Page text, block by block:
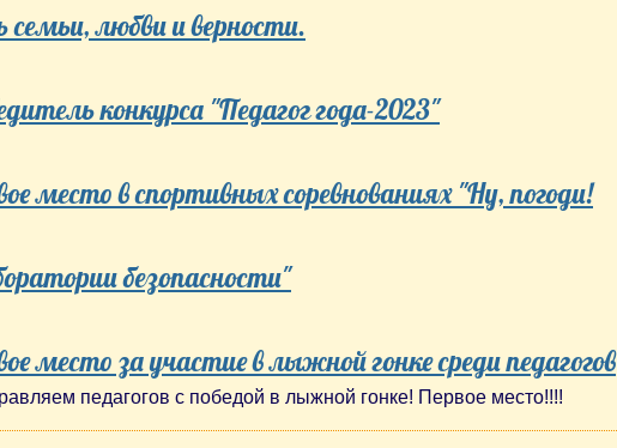
семьи, любви и верности.
конкурса "Педагог года-2023"
место в спортивных соревнованиях "Ну, погоди!
безопасности"
место за участие в лыжной гонке среди педагогов
педагогов с победой в лыжной гонке! Первое место!!!!